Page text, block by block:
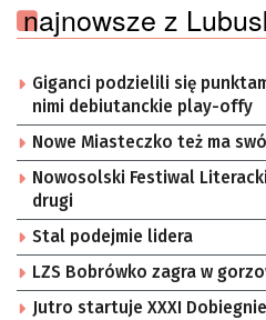
najnowsze z
Giganci podzielili się
nimi debiutanckie play-offy
Nowe Miasteczko też ma
Nowosolski Festiwal
drugi
Stal podejmie lidera
LZS Bobrówko zagra w
Jutro startuje XXXI